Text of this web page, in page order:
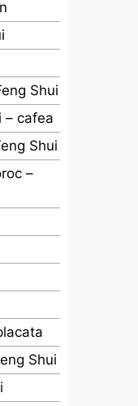
Shui
– cafea
Shui
–
Shui